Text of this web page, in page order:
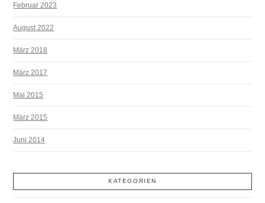
Februar 2023
August 2022
März 2018
März 2017
Mai 2015
März 2015
Juni 2014
KATEGORIEN